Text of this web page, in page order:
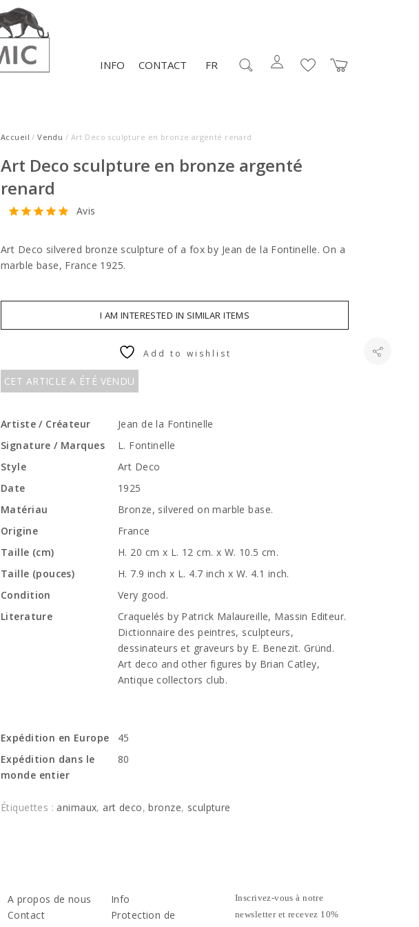
CONTACT
INFO FR
Accueil /Vendu / Art Deco sculpture en bronze argenté renard
Art Deco sculpture en bronze argenté
renard
Avis
Art Deco silvered bronze sculpture of a fox by Jean de la Fontinelle. On a
marble base, France 1925.
I AM INTERESTED IN SIMILAR ITEMS
CET ARTICLE A ÉTÉ VENDU
Add to wishlist
Artiste / Créateur
Jean de la Fontinelle
Signature / Marques
L. Fontinelle
Style
Art Deco
Date
1925
Matériau
Bronze, silvered on marble base.
Origine
France
Taille (cm)
H. 20 cm x L. 12 cm. x W. 10.5 cm.
Taille (pouces)
H. 7.9 inch x L. 4.7 inch x W. 4.1 inch.
Condition
Very good.
Literature
Craquelés by Patrick Malaureille, Massin Editeur.
Dictionnaire des peintres, sculpteurs,
dessinateurs et graveurs by E. Benezit. Gründ.
Art deco and other figures by Brian Catley,
Antique collectors club.
Expédition en Europe
45
Expédition dans le
monde entier
80
Étiquettes : animaux, art deco,bronze, sculpture
A propos de nous
Contact
Info
Protection de
Inscrivez-vous à notre
newsletter et recevez 10%